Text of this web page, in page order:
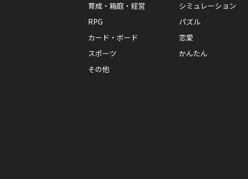
育成・箱庭・経営
シミュレーション
RPG
パズル
カード・ボード
恋愛
スポーツ
かんたん
その他